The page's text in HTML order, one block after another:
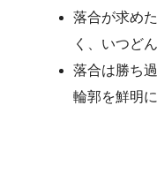
落合が求め
く、いつど
落合は勝ち
輪郭を鮮明